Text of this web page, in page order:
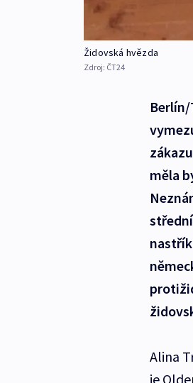
Židovská hvězda
Zdroj: ČT24
Berlín/
měla
Alina
je